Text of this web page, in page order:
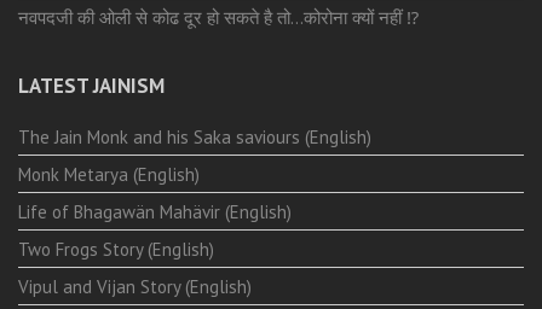
नवपदजी की ओली से कोढ दूर हो सकते है तो…कोरोना क्यों नहीं ⁉️
LATEST JAINISM
The Jain Monk and his Saka saviours (English)
Monk Metarya (English)
Life of Bhagawän Mahävir (English)
Two Frogs Story (English)
Vipul and Vijan Story (English)